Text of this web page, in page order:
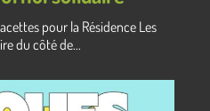
pour la Résidence Les
du côté de...